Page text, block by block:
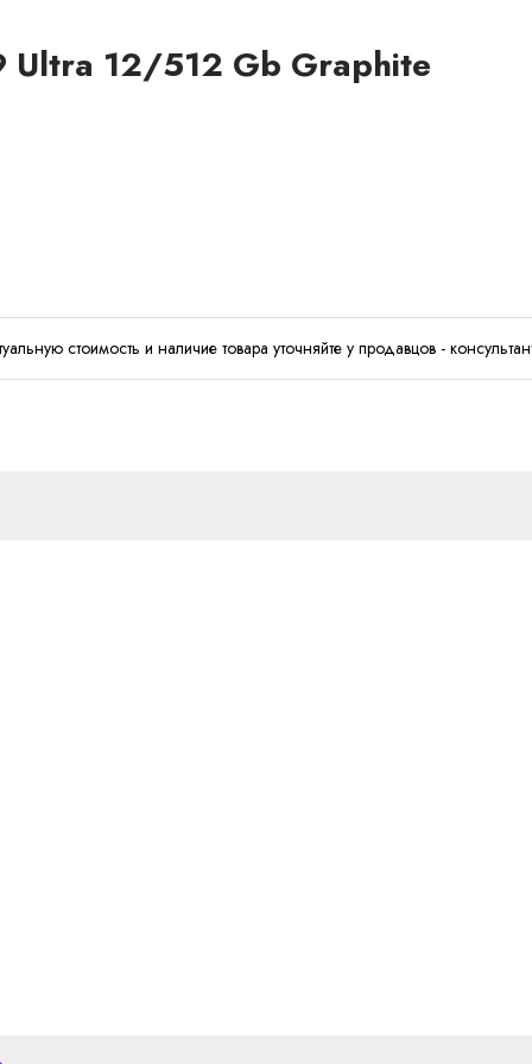
Ultra 12/512 Gb Graphite
стоимость и наличие товара уточняйте у продавцов -